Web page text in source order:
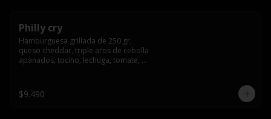
Philly cry
Hamburguesa grillada de 250 gr,
queso cheddar, triple aros de cebolla
apanados, tocino, lechuga, tomate,
$9.490